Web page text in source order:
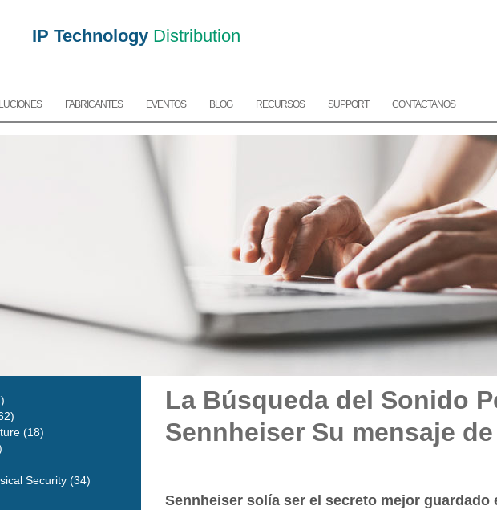
IP Technology Distribution
FABRICANTES EVENTOS BLOG RECURSOS SUPPORT CONTACTANOS
La Búsqueda del Sonido
Sennheiser Su mensaje
Sennheiser solía ser el secreto mejor
(18)
Security (34)